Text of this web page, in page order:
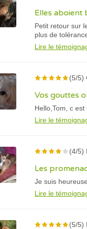
Elles aboient
Petit retour sur
plus de
Lire le
(5/5)
Vos gouttes
Hello,Tom, c
Lire le
(4/5)
Les
Je suis
Lire le
(5/5)